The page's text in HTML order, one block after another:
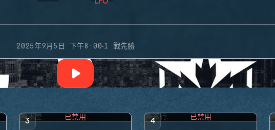
2025年9月5日 下午8:00·1 戰先勝
3 已禁用 4 已禁用